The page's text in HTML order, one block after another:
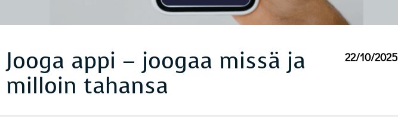
Jooga appi – joogaa missä ja
milloin tahansa
22/10/2025